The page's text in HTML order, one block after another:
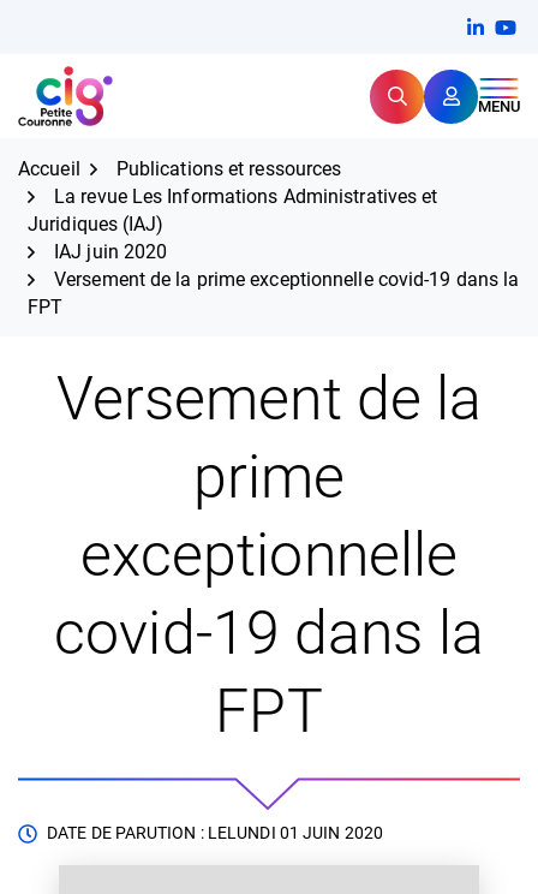
contenu
CIG Petite Couronne RechercherMENU
Expertise et proximité pour
Accueil
Publications et ressources
La revue Les Informations Administratives et
Juridiques (IAJ)
IAJ juin 2020
Versement de la prime exceptionnelle covid-19 dans la
FPT
Versement de la
prime
exceptionnelle
covid-19 dans la
FPT
DATE DE PARUTION : LELUNDI 01 JUIN 2020